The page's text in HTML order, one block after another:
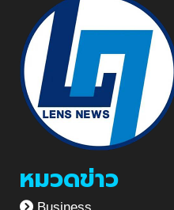
หมวดข่าว
Business